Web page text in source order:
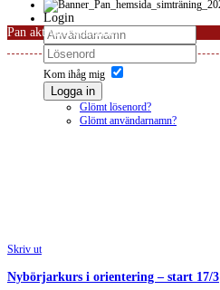
Login
Kom ihåg mig
Logga in
Glömt lösenord?
Glömt användarnamn?
Pan aktivitetskalender
Skriv ut
Nybörjarkurs i orientering – start 17/3